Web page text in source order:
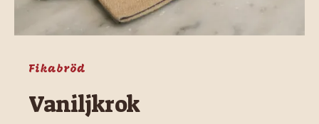
Fikabröd
Vaniljkrok